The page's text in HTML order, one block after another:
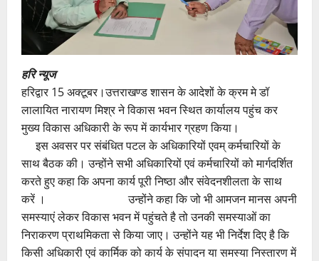
हरि न्यूज
हरिद्वार 15 अक्टूबर।उत्तराखण्ड शासन के आदेशों के क्रम मे डॉ
लालायित नारायण मिश्र ने विकास भवन स्थित कार्यालय पहुंच कर
मुख्य विकास अधिकारी के रूप में कार्यभार ग्रहण किया।
इस अवसर पर संबंधित पटल के अधिकारियों एवम् कर्मचारियों के
साथ बैठक की। उन्होंने सभी अधिकारियों एवं कर्मचारियों को मार्गदर्शित
करते हुए कहा कि अपना कार्य पूरी निष्ठा और संवेदनशीलता के साथ
करें । उन्होंने कहा कि जो भी आमजन मानस अपनी
समस्याएं लेकर विकास भवन में पहुंचते है तो उनकी समस्याओं का
निराकरण प्राथमिकता से किया जाए। उन्होंने यह भी निर्देश दिए है कि
किसी अधिकारी एवं कार्मिक को कार्य के संपादन या समस्या निस्तारण में